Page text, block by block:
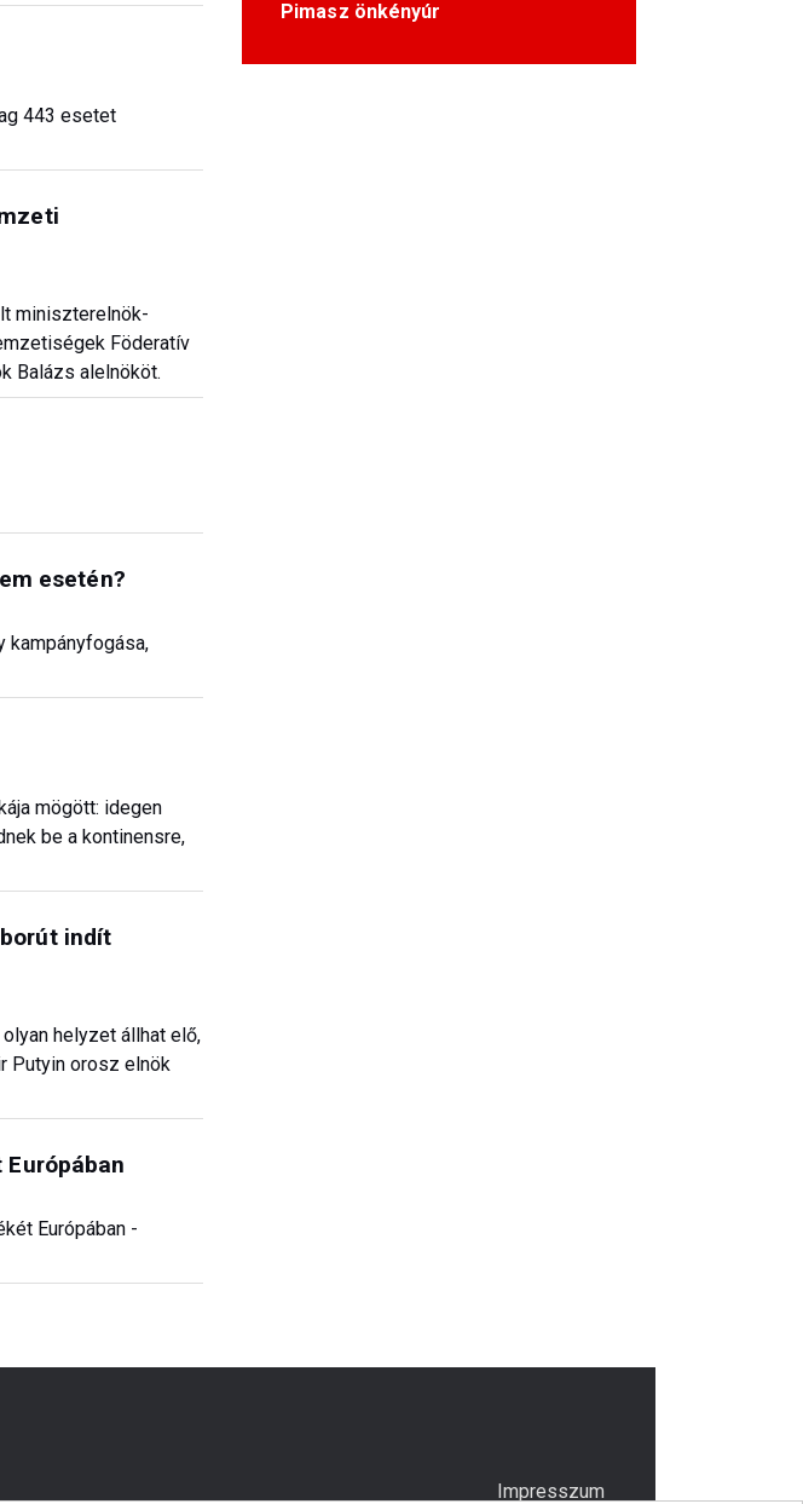
443 esetet
miniszterelnök-
Föderatív
Balázs alelnököt.
esetén?
kampányfogása,
mögött: idegen
be a kontinensre,
indít
helyzet állhat elő,
Putyin orosz elnök
Európában -
Pimasz önkényúr
Impresszum